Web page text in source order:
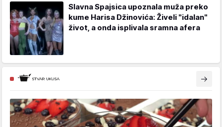
Slavna Spajsica upoznala muža preko
kume Harisa Džinovića: Živeli "idalan"
život, a onda isplivala sramna afera